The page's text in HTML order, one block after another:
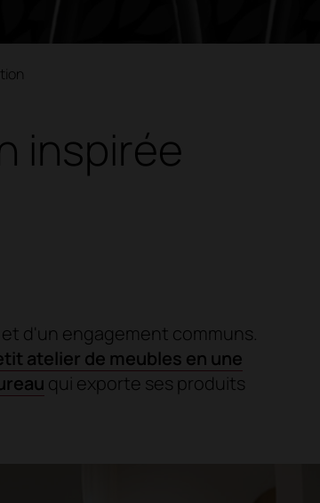
inspirée
d'un engagement communs.
atelier de meubles en une
qui exporte ses produits